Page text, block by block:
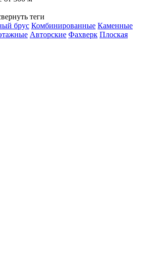
теги
брус Комбинированные Каменные
Авторские Фахверк Плоская